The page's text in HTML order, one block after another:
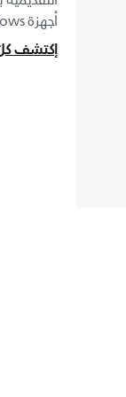
أجهزة Windows وApple وAndroid™‎.
إكتشف